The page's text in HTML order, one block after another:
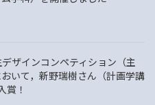
ザインコンペティション（主
いて，新野瑞樹さん（計画学講
賞！